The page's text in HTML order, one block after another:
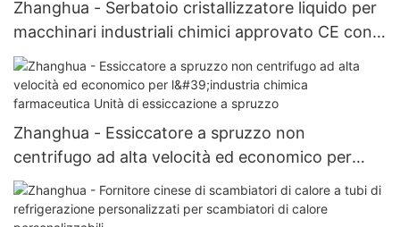
Zhanghua - Serbatoio cristallizzatore liquido per
macchinari industriali chimici approvato CE con
agitatore Cristallizzatore JJ
Zhanghua - Essiccatore a spruzzo non
centrifugo ad alta velocità ed economico per
l'industria chimica farmaceutica Unità di
essiccazione a spruzzo